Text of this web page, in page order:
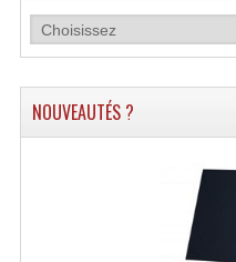
Multi-
Peripheriques
Samplers,
Système
NOUVEAUTÉS ?